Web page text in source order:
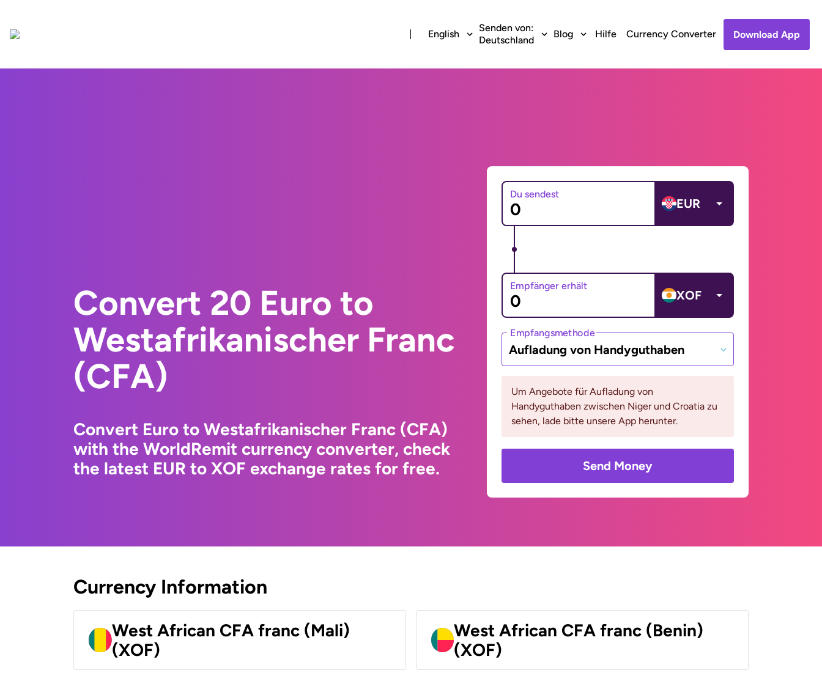
English
Senden von:
Deutschland
Blog Hilfe Currency Converter Download App
Convert 20 Euro to
Westafrikanischer Franc
(CFA)
Convert Euro to Westafrikanischer Franc (CFA)
with the WorldRemit currency converter, check
the latest EUR to XOF exchange rates for free.
Du sendest
EUR
Empfänger erhält
XOF
Empfangsmethode
Aufladung von Handyguthaben
Um Angebote für Aufladung von
Handyguthaben zwischen Niger und Croatia zu
sehen, lade bitte unsere App herunter.
Send Money
Currency Information
West African CFA franc (Mali)
(XOF)
West African CFA franc (Benin)
(XOF)